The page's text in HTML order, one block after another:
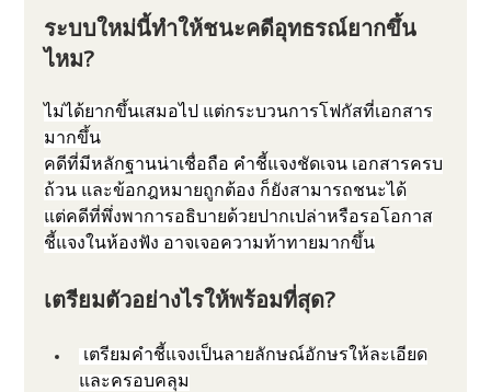
ระบบใหม่นี้ทำให้ชนะคดีอุทธรณ์ยากขึ้น
ไหม?
ไม่ได้ยากขึ้นเสมอไป แต่กระบวนการโฟกัสที่เอกสาร
มากขึ้น
คดีที่มีหลักฐานน่าเชื่อถือ คำชี้แจงชัดเจน เอกสารครบ
ถ้วน และข้อกฎหมายถูกต้อง ก็ยังสามารถชนะได้
แต่คดีที่พึ่งพาการอธิบายด้วยปากเปล่าหรือรอโอกาส
ชี้แจงในห้องฟัง อาจเจอความท้าทายมากขึ้น
เตรียมตัวอย่างไรให้พร้อมที่สุด?
เตรียมคำชี้แจงเป็นลายลักษณ์อักษรให้ละเอียด
และครอบคลุม